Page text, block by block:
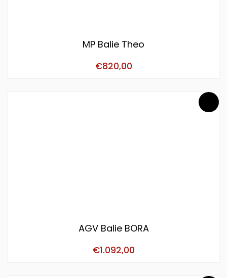
MP Balie Theo
€820,00
AGV Balie BORA
€1.092,00